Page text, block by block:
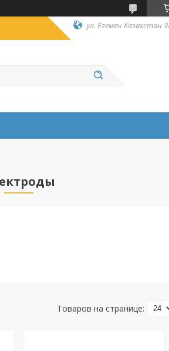
ул. Егемен Казахстан